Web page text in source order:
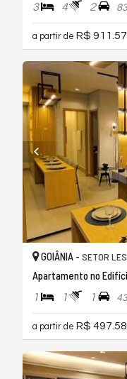
3 4 2
a partir de R$
GOIÂNIA - SETOR
Apartamento no
1 1 1
a partir de R$